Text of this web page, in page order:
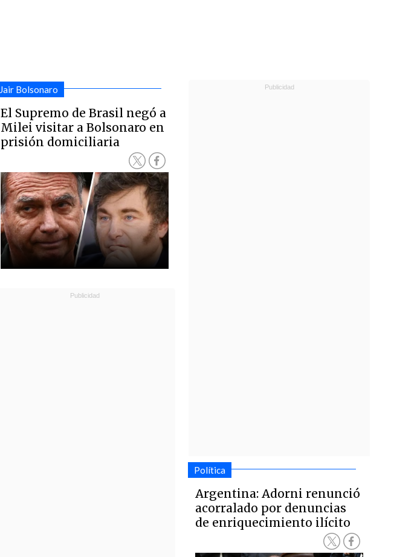
Jair Bolsonaro
El Supremo de Brasil negó a
Milei visitar a Bolsonaro en
prisión domiciliaria
Política
Argentina: Adorni renunció
acorralado por denuncias
de enriquecimiento ilícito